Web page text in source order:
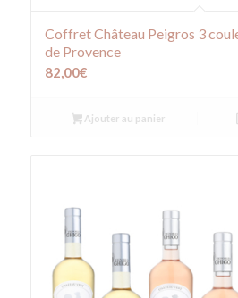
Coffret Château Peigros 3
de Provence
82,00€
Ajouter au panier